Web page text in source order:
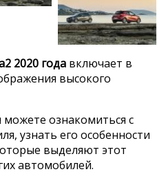
2020 года включает в
высокого
ознакомиться с
узнать его особенности
выделяют этот
автомобилей.